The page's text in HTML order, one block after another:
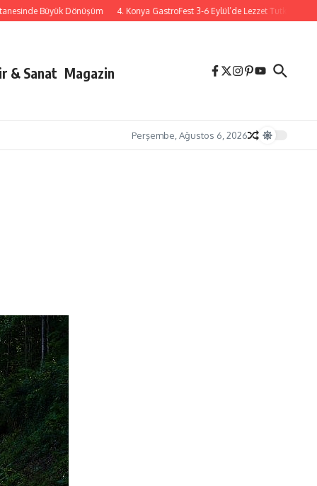
Büyük Dönüşüm 4. Konya GastroFest 3-6 Eylül’de Lezzet Tutkunlarını
& Sanat Magazin
Perşembe, Ağustos 6, 2026